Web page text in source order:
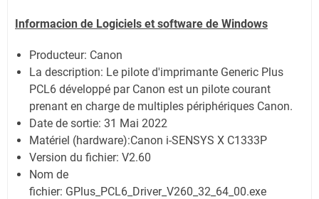
Informacion de Logiciels et software de Windows
Producteur: Canon
La description: Le pilote d'imprimante Generic Plus
PCL6 développé par Canon est un pilote courant
prenant en charge de multiples périphériques Canon.
Date de sortie: 31 Mai 2022
Matériel (hardware):Canon i-SENSYS X C1333P
Version du fichier: V2.60
Nom de
fichier: GPlus_PCL6_Driver_V260_32_64_00.exe